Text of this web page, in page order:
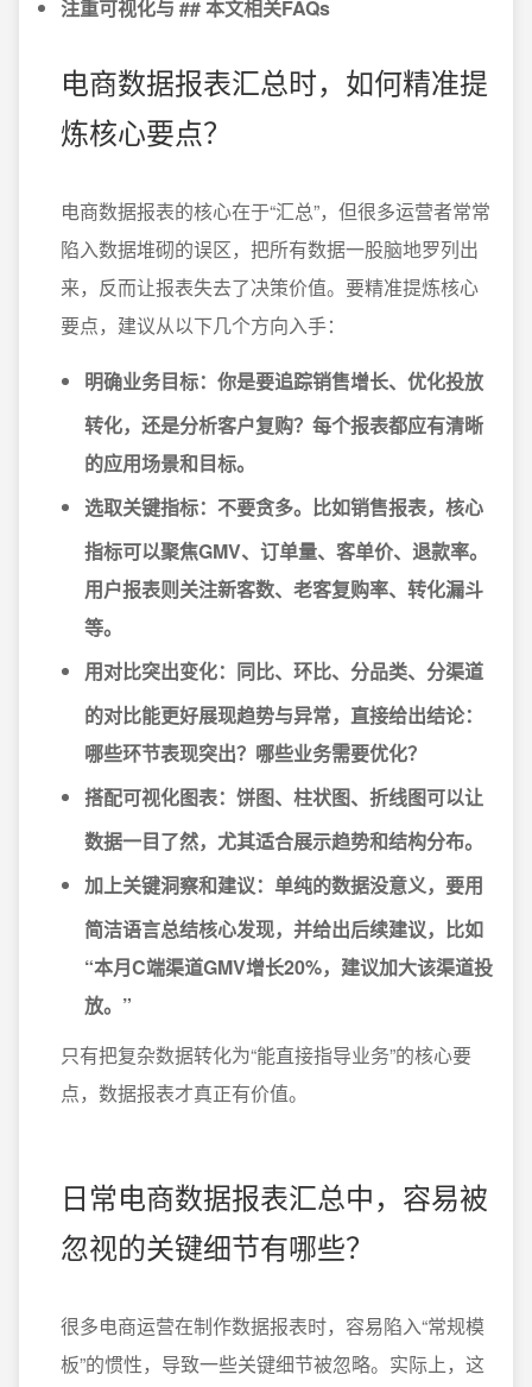
注重可视化与 ## 本文相关FAQs
电商数据报表汇总时，如何精准提
炼核心要点？
电商数据报表的核心在于“汇总”，但很多运营者常常
陷入数据堆砌的误区，把所有数据一股脑地罗列出
来，反而让报表失去了决策价值。要精准提炼核心
要点，建议从以下几个方向入手：
明确业务目标：你是要追踪销售增长、优化投放
转化，还是分析客户复购？每个报表都应有清晰
的应用场景和目标。
选取关键指标：不要贪多。比如销售报表，核心
指标可以聚焦GMV、订单量、客单价、退款率。
用户报表则关注新客数、老客复购率、转化漏斗
等。
用对比突出变化：同比、环比、分品类、分渠道
的对比能更好展现趋势与异常，直接给出结论：
哪些环节表现突出？哪些业务需要优化？
搭配可视化图表：饼图、柱状图、折线图可以让
数据一目了然，尤其适合展示趋势和结构分布。
加上关键洞察和建议：单纯的数据没意义，要用
简洁语言总结核心发现，并给出后续建议，比如
“本月C端渠道GMV增长20%，建议加大该渠道投
放。”
只有把复杂数据转化为“能直接指导业务”的核心要
点，数据报表才真正有价值。
日常电商数据报表汇总中，容易被
忽视的关键细节有哪些？
很多电商运营在制作数据报表时，容易陷入“常规模
板”的惯性，导致一些关键细节被忽略。实际上，这